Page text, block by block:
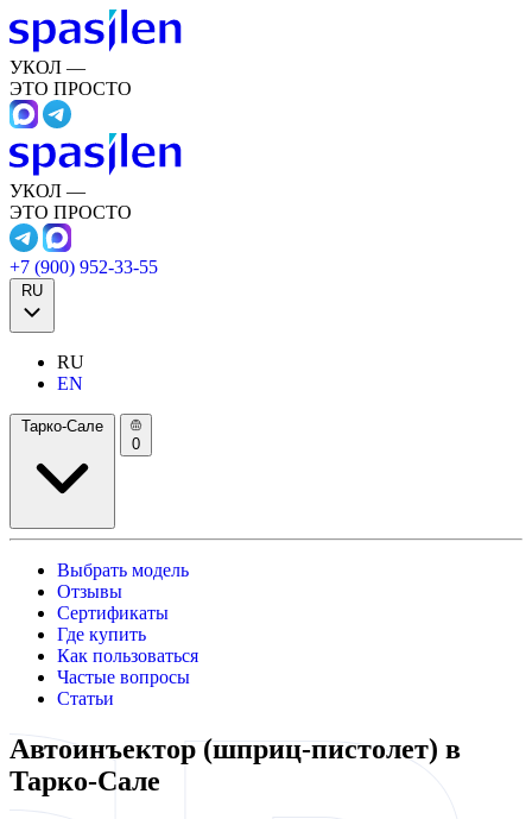
УКОЛ —
ЭТО ПРОСТО
УКОЛ —
ЭТО ПРОСТО
+7 (900) 952-33-55
RU
RU
EN
Тарко-Сале
0
Выбрать модель
Отзывы
Сертификаты
Где купить
Как пользоваться
Частые вопросы
Статьи
Автоинъектор (шприц-пистолет) в
Тарко-Сале